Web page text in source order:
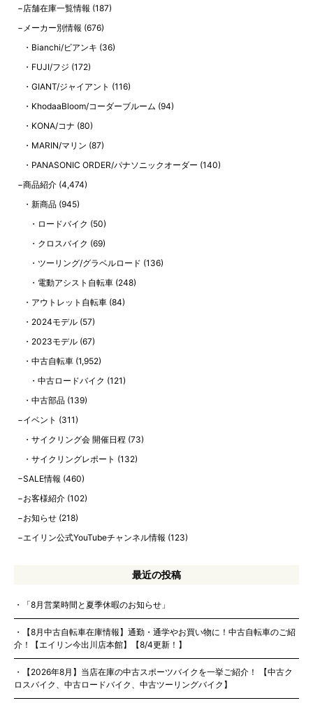
店舗在庫一覧情報 (187)
メーカー別情報 (676)
Bianchi/ビアンキ (36)
FUJI/フジ (172)
GIANT/ジャイアント (116)
KhodaaBloom/コーダーブルーム (94)
KONA/コナ (80)
MARIN/マリン (87)
PANASONIC ORDER/パナソニックオーダー (140)
商品紹介 (4,474)
新商品 (945)
ロードバイク (50)
クロスバイク (69)
ツーリング/グラベルロード (136)
電動アシスト自転車(248)
アウトレット自転車 (84)
2024モデル (57)
2023モデル (67)
中古自転車 (1,952)
中古ロードバイク (121)
中古部品 (139)
イベント (311)
サイクリング会 開催日程 (73)
サイクリングレポート (132)
SALE情報 (460)
お客様紹介 (102)
お知らせ (218)
エイリン公式YouTubeチャンネル情報 (123)
最近の投稿
「8月営業時間と夏季休暇のお知らせ」
【8月中古自転車在庫情報】通勤・通学やお買い物に！中古自転車のご紹
介！【エイリン今出川店本館】【8/4更新！】
【2026年8月】当店在庫の中古スポーツバイクを一挙ご紹介！ 【中古ク
ロスバイク、中古ロードバイク、中古ツーリングバイク】